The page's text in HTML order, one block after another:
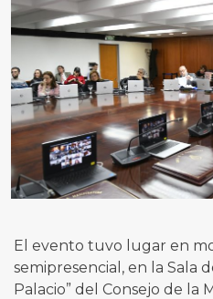
El evento tuvo lugar en
semipresencial, en la Sala
Palacio” del Consejo de la